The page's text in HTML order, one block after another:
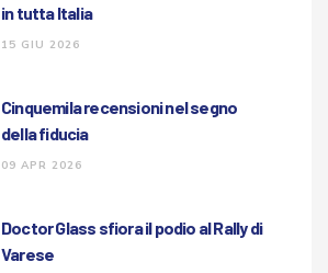
in tutta Italia
15 GIU 2026
Cinquemila recensioni nel segno
della fiducia
09 APR 2026
Doctor Glass sfiora il podio al Rally di
Varese